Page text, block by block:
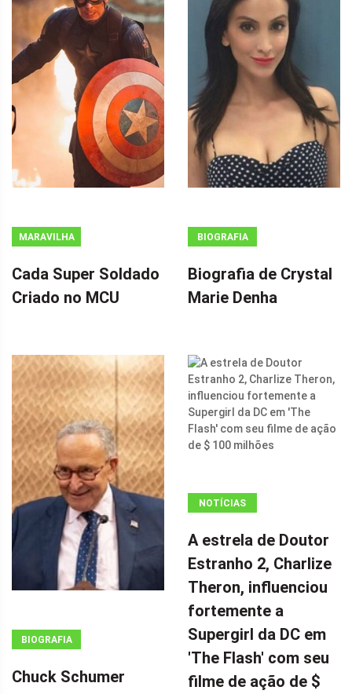
MARAVILHA
Cada Super Soldado
Criado no MCU
BIOGRAFIA
Biografia de Crystal
Marie Denha
BIOGRAFIA
Chuck Schumer
NOTÍCIAS
(ADSBYGOOGLE
=
WINDOW.ADSBYGOOGLE
|| []).PUSH({});
A ESTRELA DE
DOUTOR
ESTRANHO 2,
CHARLIZE
A estrela de Doutor
Estranho 2, Charlize
Theron, influenciou
fortemente a
Supergirl da DC em
'The Flash' com seu
filme de ação de $